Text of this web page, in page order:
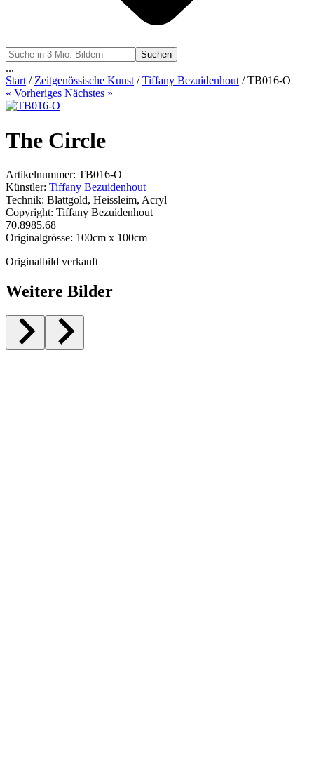
Suchen
...
Start/Zeitgenössische Kunst/Tiffany Bezuidenhout/ TB016-O
« Vorheriges Nächstes »
The Circle
Artikelnummer: TB016-O
Künstler: Tiffany Bezuidenhout
Technik: Blattgold, Heissleim, Acryl
Copyright: Tiffany Bezuidenhout
70.8985.68
Originalgrösse: 100cm x 100cm
Originalbild verkauft
Weitere Bilder